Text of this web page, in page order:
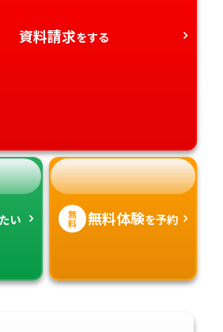
愛知県
香川県
宮崎県
資料請求をする
い 無
料 無料体験を予約